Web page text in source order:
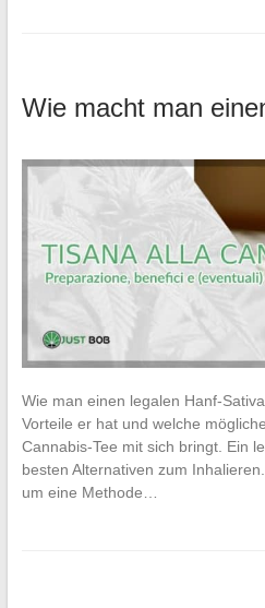
Wie macht man
Wie man einen legalen Hanf-
Vorteile er hat und welche
Cannabis-Tee mit sich bringt. Ein
besten Alternativen zum
um eine Methode…